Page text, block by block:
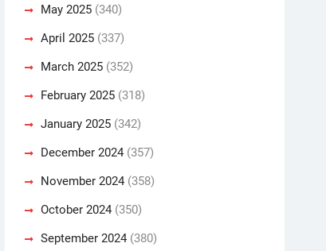
May 2025 (340)
April 2025 (337)
March 2025 (352)
February 2025 (318)
January 2025 (342)
December 2024 (357)
November 2024 (358)
October 2024 (350)
September 2024 (380)